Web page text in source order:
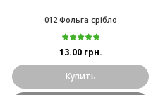
012 Фольга срібло
13.00 грн.
Купить